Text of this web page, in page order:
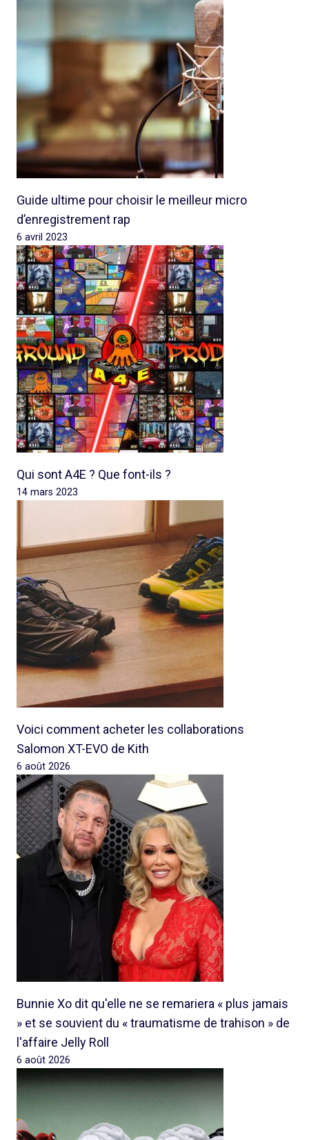
Guide ultime pour choisir le meilleur micro
d’enregistrement rap
6 avril 2023
Qui sont A4E ? Que font-ils ?
14 mars 2023
Voici comment acheter les collaborations
Salomon XT-EVO de Kith
6 août 2026
Bunnie Xo dit qu'elle ne se remariera « plus jamais
» et se souvient du « traumatisme de trahison » de
l'affaire Jelly Roll
6 août 2026